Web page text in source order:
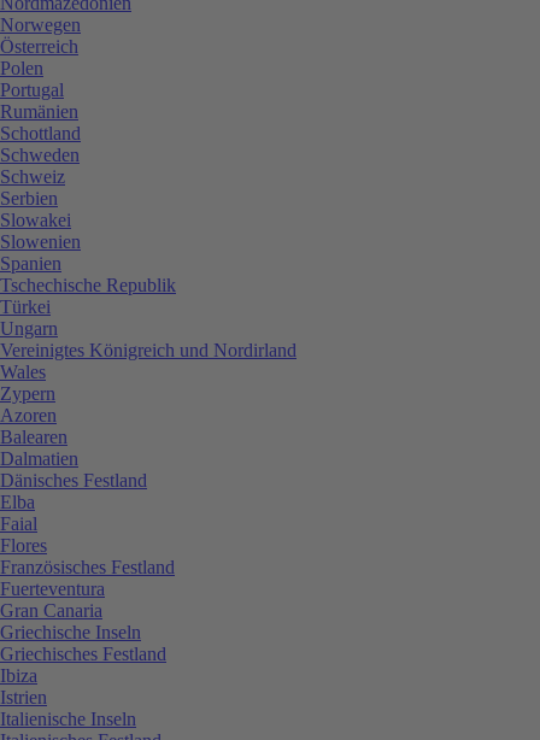
Norwegen
Österreich
Polen
Portugal
Rumänien
Schottland
Schweden
Schweiz
Serbien
Slowakei
Slowenien
Spanien
Tschechische Republik
Türkei
Ungarn
Vereinigtes Königreich und Nordirland
Wales
Zypern
Azoren
Balearen
Dalmatien
Dänisches Festland
Elba
Faial
Flores
Französisches Festland
Fuerteventura
Gran Canaria
Griechische Inseln
Griechisches Festland
Ibiza
Istrien
Italienische Inseln